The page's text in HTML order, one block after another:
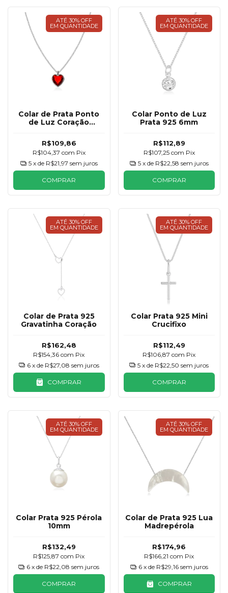
ATÉ 30% OFF
EM QUANTIDADE
Colar de Prata Ponto
de Luz Coração
R$109,86
R$104,37 com Pix
5 x de R$21,97 sem juros
COMPRAR
ATÉ 30% OFF
EM QUANTIDADE
Colar Ponto de Luz
Prata 925 6mm
R$112,89
R$107,25 com Pix
5 x de R$22,58 sem juros
COMPRAR
ATÉ 30% OFF
EM QUANTIDADE
Colar de Prata 925
Gravatinha Coração
R$162,48
R$154,36com Pix
6 x de R$27,08 sem juros
COMPRAR
ATÉ 30% OFF
EM QUANTIDADE
Colar Prata 925 Mini
Crucifixo
R$112,49
R$106,87com Pix
5 x de R$22,50 sem juros
COMPRAR
ATÉ 30% OFF
EM QUANTIDADE
Colar Prata 925 Pérola
10mm
R$132,49
R$125,87com Pix
6 x de R$22,08 sem juros
COMPRAR
ATÉ 30% OFF
EM QUANTIDADE
Colar de Prata 925 Lua
Madrepérola
R$174,96
R$166,21com Pix
6 x de R$29,16 sem juros
COMPRAR